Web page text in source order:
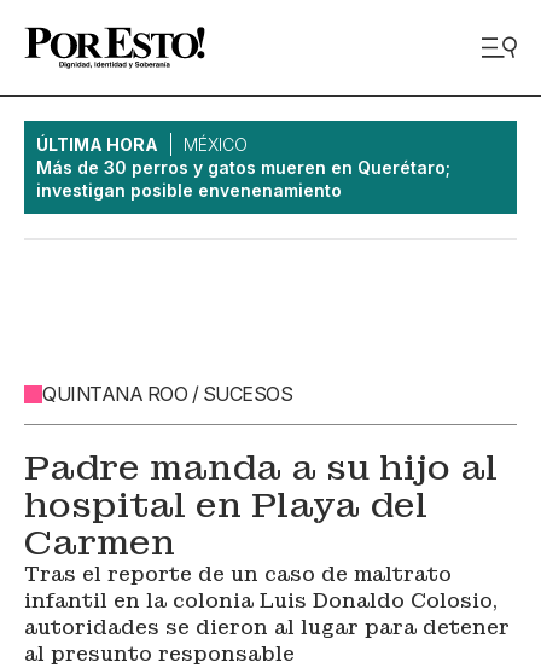
ÚLTIMA HORA
MÉXICO
Más de 30 perros y gatos mueren en Querétaro;
investigan posible envenenamiento
QUINTANA ROO / SUCESOS
Padre manda a su hijo al
hospital en Playa del
Carmen
Tras el reporte de un caso de maltrato
infantil en la colonia Luis Donaldo Colosio,
autoridades se dieron al lugar para detener
al presunto responsable